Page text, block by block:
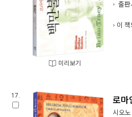
미리보기
출판
이
17. 로마
시오